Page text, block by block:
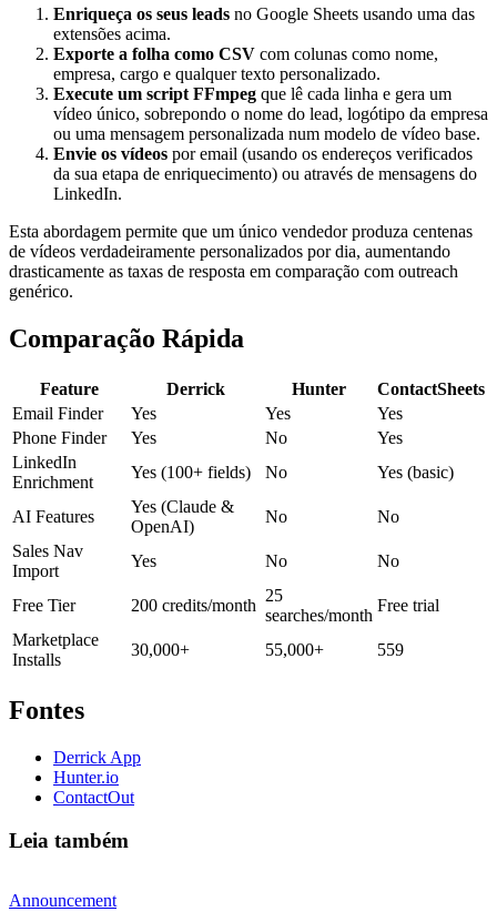
Enriqueça os seus leads no Google Sheets usando uma das
extensões acima.
Exporte a folha como CSV com colunas como nome,
empresa, cargo e qualquer texto personalizado.
Execute um script FFmpeg que lê cada linha e gera um
vídeo único, sobrepondo o nome do lead, logótipo da empresa
ou uma mensagem personalizada num modelo de vídeo base.
Envie os vídeos por email (usando os endereços verificados
da sua etapa de enriquecimento) ou através de mensagens do
LinkedIn.
Esta abordagem permite que um único vendedor produza centenas
de vídeos verdadeiramente personalizados por dia, aumentando
drasticamente as taxas de resposta em comparação com outreach
genérico.
Comparação Rápida
Feature Derrick Hunter
ContactSheets
Email Finder
Yes Yes
Yes
Phone Finder
Yes No
Yes
LinkedIn
Enrichment
Yes (100+ fields) No Yes (basic)
AI Features
Yes (Claude &
OpenAI)
No
No
Sales Nav
Import
Yes No No
Free Tier 200 credits/month
25
searches/month
Free trial
Marketplace
Installs
30,000+ 55,000+ 559
Fontes
Derrick App
Hunter.io
ContactOut
Leia também
Announcement